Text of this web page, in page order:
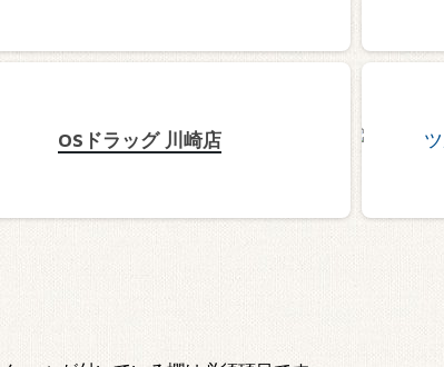
OSドラッグ 川崎店